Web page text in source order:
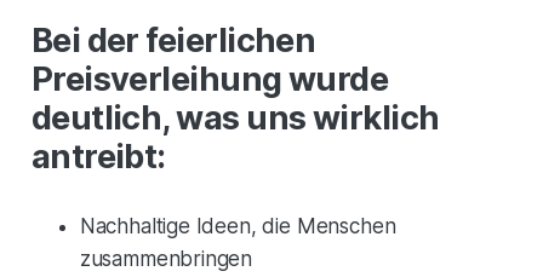
Bei der feierlichen
Preisverleihung wurde
deutlich, was uns wirklich
antreibt:
Nachhaltige Ideen, die Menschen
zusammenbringen